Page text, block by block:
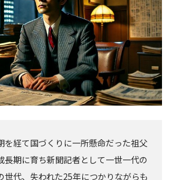
を経て国づくりに一所懸命だった祖父
長期に育ち新聞記者として一世一代の
世代、失われた25年につかりながらも